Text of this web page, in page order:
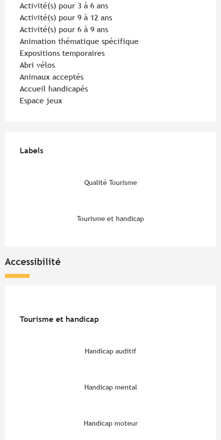
Activité(s) pour 3 à 6 ans
Activité(s) pour 9 à 12 ans
Activité(s) pour 6 à 9 ans
Animation thématique spécifique
Expositions temporaires
Abri vélos
Animaux acceptés
Accueil handicapés
Espace jeux
Labels
Labels
Qualité Tourisme
Tourisme et handicap
Accessibilité
Tourisme et handicap
Tourisme et handicap
Handicap auditif
Handicap mental
Handicap moteur